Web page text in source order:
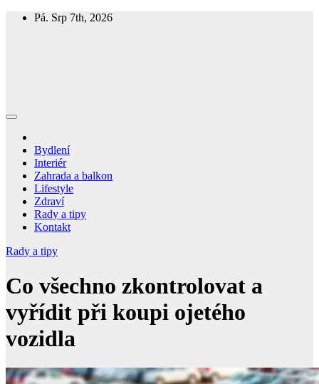
Skip
Pá. Srp 7th, 2026
Bydlení
Interiér
Zahrada a balkon
Lifestyle
Zdraví
Rady a tipy
Kontakt
Rady a tipy
Co všechno zkontrolovat a
vyřídit při koupi ojetého
vozidla